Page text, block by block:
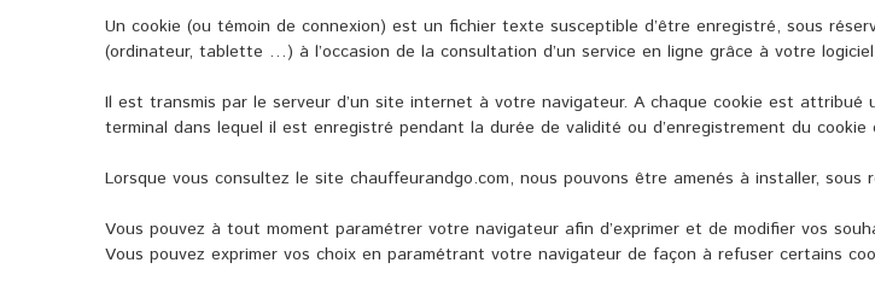
Un cookie (ou témoin de connexion) est un fichier texte susceptible d’être enregistré, sous
(ordinateur, tablette …) à l’occasion de la consultation d’un service en ligne grâce à votre
Il est transmis par le serveur d’un site internet à votre navigateur. A chaque cookie est
terminal dans lequel il est enregistré pendant la durée de validité ou d’enregistrement du
Lorsque vous consultez le site chauffeurandgo.com, nous pouvons être amenés à installer,
Vous pouvez à tout moment paramétrer votre navigateur afin d’exprimer et de modifier vos
Vous pouvez exprimer vos choix en paramétrant votre navigateur de façon à refuser certains